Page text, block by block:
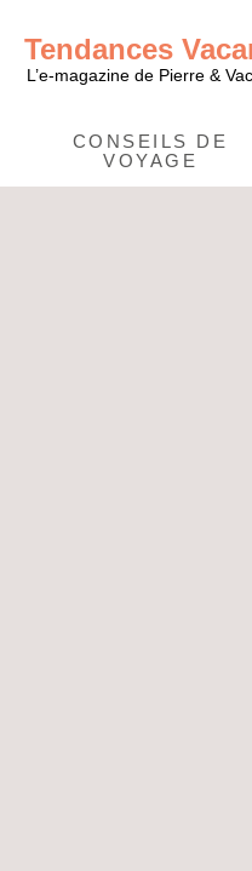
Tendances
L’e-magazine de Pierre &
CONSEILS DE
VOYAGE